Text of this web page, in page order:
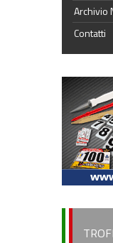
Archivio
Contatti